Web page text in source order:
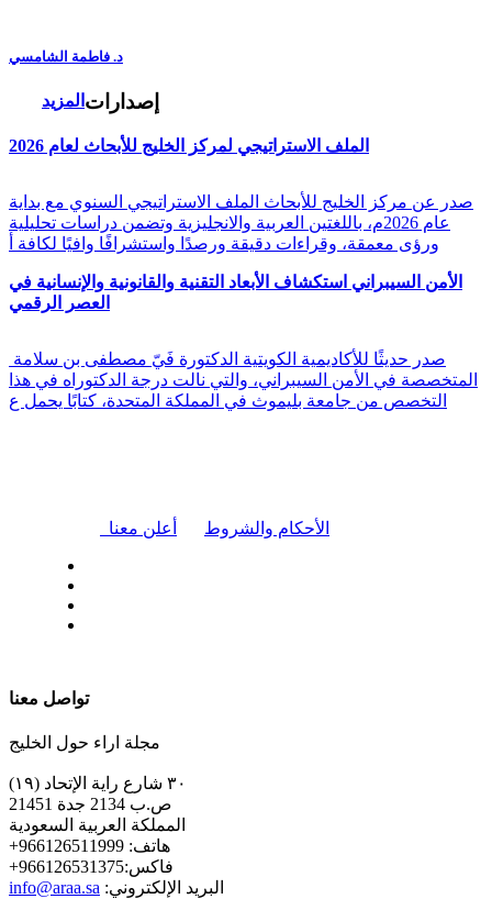
د. فاطمة الشامسي
المزيد إصدارات
الملف الاستراتيجي لمركز الخليج للأبحاث لعام 2026
صدر عن مركز الخليج للأبحاث الملف الاستراتيجي السنوي مع بداية
عام 2026م، باللغتين العربية والانجليزية وتضمن دراسات تحليلية
ورؤى معمقة، وقراءات دقيقة ورصدًا واستشرافًا وافيًا لكافة أ
الأمن السيبراني استكشاف الأبعاد التقنية والقانونية والإنسانية في
العصر الرقمي
المتخصصة في الأمن السيبراني، والتي نالت درجة الدكتوراه في هذا
التخصص من جامعة بليموث في المملكة المتحدة، كتابًا يحمل ع
أعلن معنا الأحكام والشروط
تواصل معنا
مجلة اراء حول الخليج
٣٠ شارع راية الإتحاد (١٩)
ص.ب 2134 جدة 21451
المملكة العربية السعودية
+هاتف: 966126511999
+فاكس:966126531375
info@araa.sa :البريد الإلكتروني